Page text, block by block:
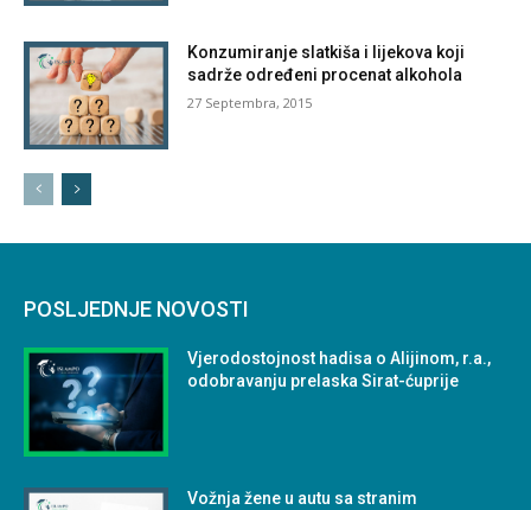
Konzumiranje slatkiša i lijekova koji
sadrže određeni procenat alkohola
27 Septembra, 2015
POSLJEDNJE NOVOSTI
Vjerodostojnost hadisa o Alijinom, r.a.,
odobravanju prelaska Sirat-ćuprije
Vožnja žene u autu sa stranim